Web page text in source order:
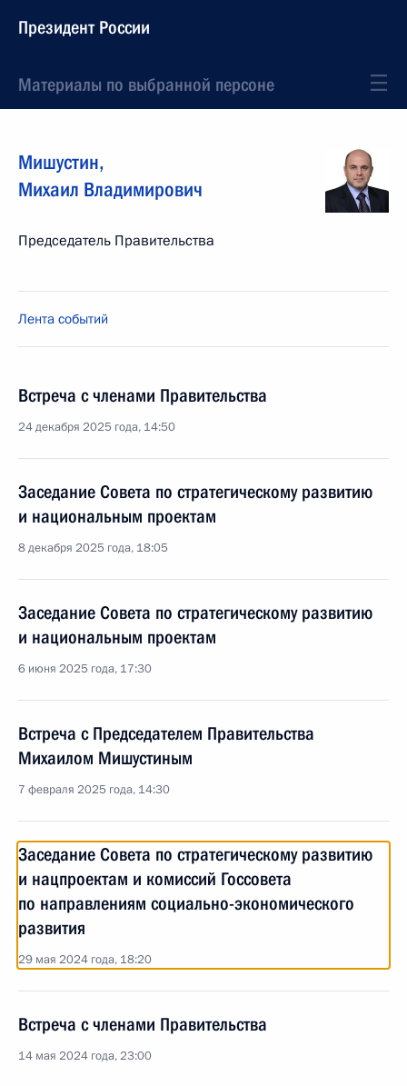
Президент России
Материалы по выбранной персоне
Мишустин,
Михаил Владимирович
Председатель Правительства
Лента событий
Встреча с членами Правительства
24 декабря 2025 года, 14:50
Заседание Совета по стратегическому развитию
и национальным проектам
8 декабря 2025 года, 18:05
Заседание Совета по стратегическому развитию
и национальным проектам
6 июня 2025 года, 17:30
Встреча с Председателем Правительства
Михаилом Мишустиным
7 февраля 2025 года, 14:30
Заседание Совета по стратегическому развитию
и нацпроектам и комиссий Госсовета
по направлениям социально-экономического
развития
29 мая 2024 года, 18:20
Встреча с членами Правительства
14 мая 2024 года, 23:00